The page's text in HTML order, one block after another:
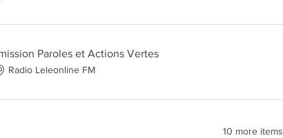
Paroles et Actions Vertes
Radio Leleonline FM
10 more